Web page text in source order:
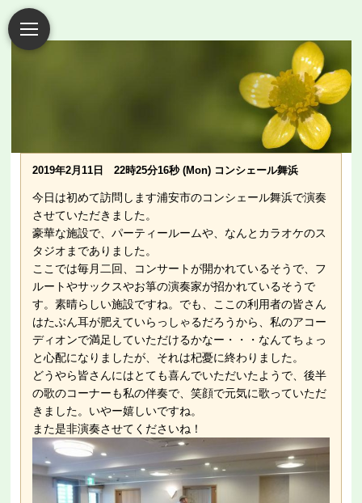
2019年2月11日 22時25分16秒 (Mon) コンシェール舞浜
今日は初めて訪問します浦安市のコンシェール舞浜で演奏
させていただきました。
豪華な施設で、パーティールームや、なんとカラオケのス
タジオまでありました。
ここでは毎月二回、コンサートが開かれているそうで、フ
ルートやサックスやお箏の演奏家が招かれているそうで
す。素晴らしい施設ですね。でも、ここの利用者の皆さん
はたぶん耳が肥えていらっしゃるだろうから、私のアコー
ディオンで満足していただけるかなー・・・なんてちょっ
と心配になりましたが、それは杞憂に終わりました。
どうやら皆さんにはとても喜んでいただいたようで、後半
の歌のコーナーも私の伴奏で、笑顔で元気に歌っていただ
きました。いやー嬉しいですね。
また是非演奏させてくださいね！